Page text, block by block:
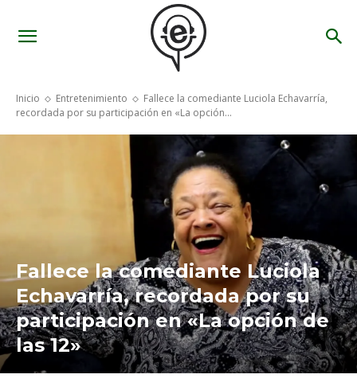
Inicio Entretenimiento
Fallece la comediante Luciola Echavarría,
recordada por su participación en «La opción...
Fallece la comediante Luciola
Echavarría, recordada por su
participación en «La opción de
las 12»